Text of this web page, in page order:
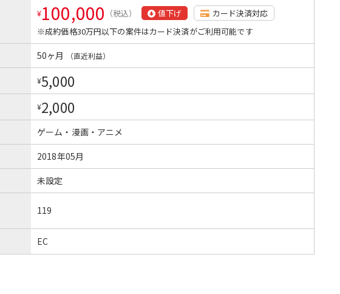
¥100,000 （税込） 値下げ
カード決済対応
※成約価格30万円以下の案件はカード決済がご利用可能です
50ヶ月 （直近利益）
¥5,000
¥2,000
ゲーム・漫画・アニメ
2018年05月
未設定
119
EC